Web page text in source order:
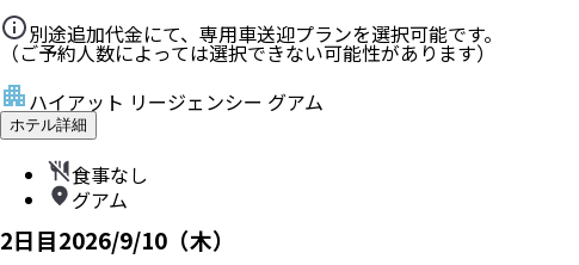
別途追加代金にて、専用車送迎プランを選択可能です。
（ご予約人数によっては選択できない可能性があります）
ハイアット リージェンシー グアム
ホテル詳細
食事なし
グアム
2日目2026/9/10（木）